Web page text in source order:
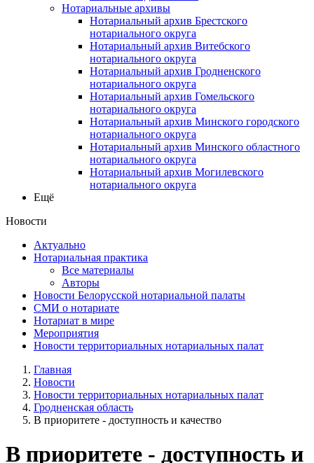
Нотариальные архивы
Нотариальный архив Брестского
нотариального округа
Нотариальный архив Витебского
нотариального округа
Нотариальный архив Гродненского
нотариального округа
Нотариальный архив Гомельского
нотариального округа
Нотариальный архив Минского городского
нотариального округа
Нотариальный архив Минского областного
нотариального округа
Нотариальный архив Могилевского
нотариального округа
Ещё
Новости
Актуально
Нотариальная практика
Все материалы
Авторы
Новости Белорусской нотариальной палаты
СМИ о нотариате
Нотариат в мире
Мероприятия
Новости территориальных нотариальных палат
Главная
Новости
Новости территориальных нотариальных палат
Гродненская область
В приоритете - доступность и качество
В приоритете - доступность и